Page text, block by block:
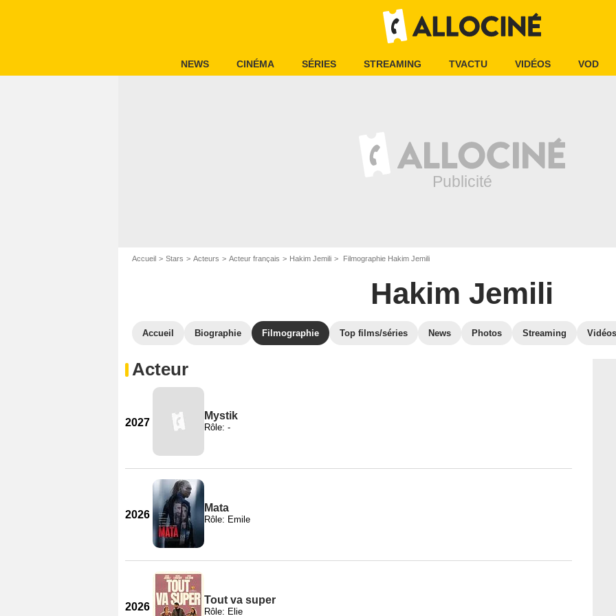
NEWS CINÉMA SÉRIES STREAMING TVACTU VIDÉOS VOD
Accueil Stars Acteurs Acteur français Hakim Jemili Filmographie Hakim Jemili
Hakim Jemili
Accueil Biographie Filmographie Top films/séries News Photos Streaming Vidéos
Acteur
2027
Mystik
Rôle: -
2026
Mata
Rôle: Emile
2026
Tout va super
Rôle: Elie